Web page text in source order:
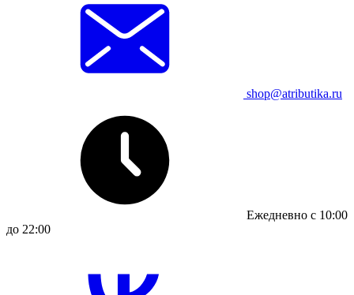
shop@atributika.ru
Ежедневно с 10:00
до 22:00